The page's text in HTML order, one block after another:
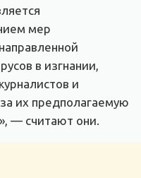
мер
в изгнании,
и
их предполагаемую
— считают они.